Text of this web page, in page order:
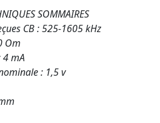
SOMMAIRES
CB : 525-1605 kHz
Om
4 mA
: 1,5 v